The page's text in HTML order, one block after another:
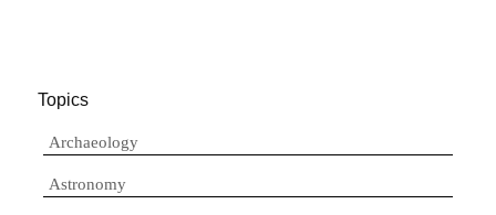
Topics
Archaeology
Astronomy